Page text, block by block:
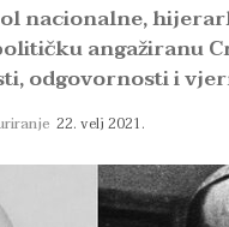
nacionalne,
angažiranu
odgovornosti i
22. velj 2021.